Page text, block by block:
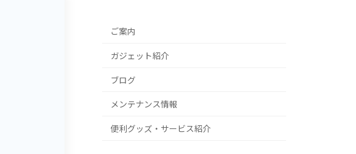
ご案内
ガジェット紹介
ブログ
メンテナンス情報
便利グッズ・サービス紹介